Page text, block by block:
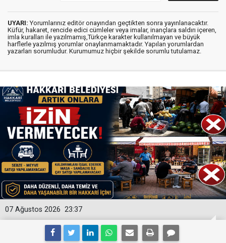
UYARI: Yorumlarınız editör onayından geçtikten sonra yayınlanacaktır.
Küfür, hakaret, rencide edici cümleler veya imalar, inançlara saldırı içeren,
imla kuralları ile yazılmamış,Türkçe karakter kullanılmayan ve büyük
harflerle yazılmış yorumlar onaylanmamaktadır. Yapılan yorumlardan
yazarları sorumludur. Kurumumuz hiçbir şekilde sorumlu tutulamaz.
23:37
07 Ağustos 2026